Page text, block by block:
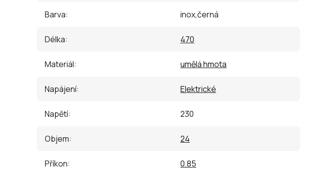
Barva: inox,černá
Délka: 470
Materiál: umělá hmota
Napájení: Elektrické
Napětí: 230
Objem: 24
Příkon: 0.85